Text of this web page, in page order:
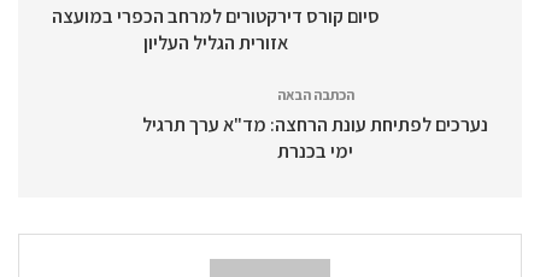
סיום קורס דירקטורים למרחב הכפרי במועצה
אזורית הגליל העליון
הכתבה הבאה
נערכים לפתיחת עונת הרחצה: מד"א ערך תרגיל
ימי בכנרת